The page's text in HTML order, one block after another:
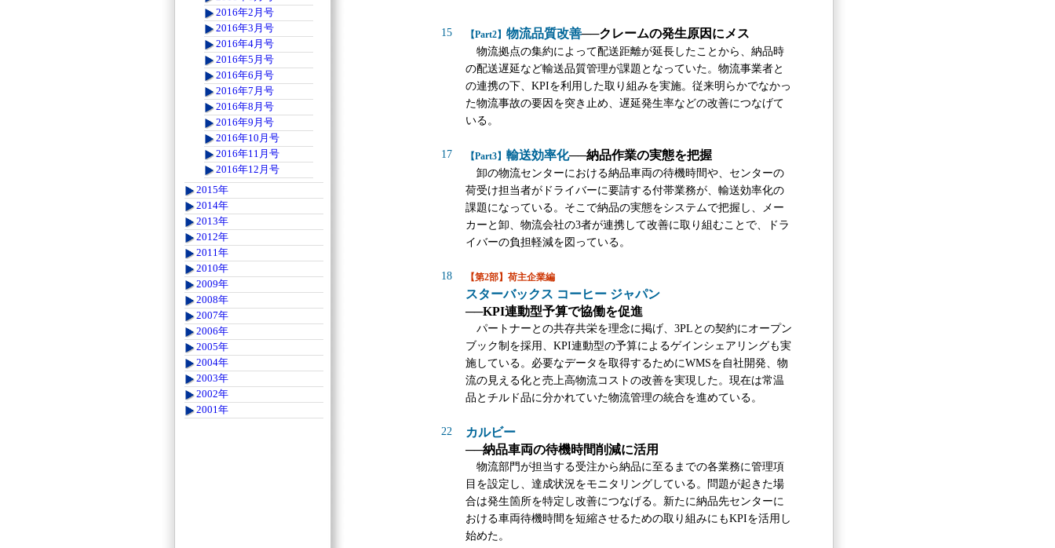
15 【Part2】 物流品質改善──クレームの発生原因にメス
物流拠点の集約によって配送距離が延長したことから、納品時
の配送遅延など輸送品質管理が課題となっていた。物流事業者と
の連携の下、KPIを利用した取り組みを実施。従来明らかでなかっ
た物流事故の要因を突き止め、遅延発生率などの改善につなげて
いる。
17 【Part3】 輸送効率化──納品作業の実態を把握
卸の物流センターにおける納品車両の待機時間や、センターの
荷受け担当者がドライバーに要請する付帯業務が、輸送効率化の
課題になっている。そこで納品の実態をシステムで把握し、メー
カーと卸、物流会社の3者が連携して改善に取り組むことで、ドラ
イバーの負担軽減を図っている。
18 【第2部】荷主企業編
スターバックス コーヒー ジャパン
──KPI連動型予算で協働を促進
パートナーとの共存共栄を理念に掲げ、3PLとの契約にオープン
ブック制を採用、KPI連動型の予算によるゲインシェアリングも実
施している。必要なデータを取得するためにWMSを自社開発、物
流の見える化と売上高物流コストの改善を実現した。現在は常温
品とチルド品に分かれていた物流管理の統合を進めている。
22
カルビー
──納品車両の待機時間削減に活用
物流部門が担当する受注から納品に至るまでの各業務に管理項
目を設定し、達成状況をモニタリングしている。問題が起きた場
合は発生箇所を特定し改善につなげる。新たに納品先センターに
おける車両待機時間を短縮させるための取り組みにもKPIを活用し
始めた。
2016年2月号
2016年3月号
2016年4月号
2016年5月号
2016年6月号
2016年7月号
2016年8月号
2016年9月号
2016年10月号
2016年11月号
2016年12月号
2015年
2014年
2013年
2012年
2011年
2010年
2009年
2008年
2007年
2006年
2005年
2004年
2003年
2002年
2001年